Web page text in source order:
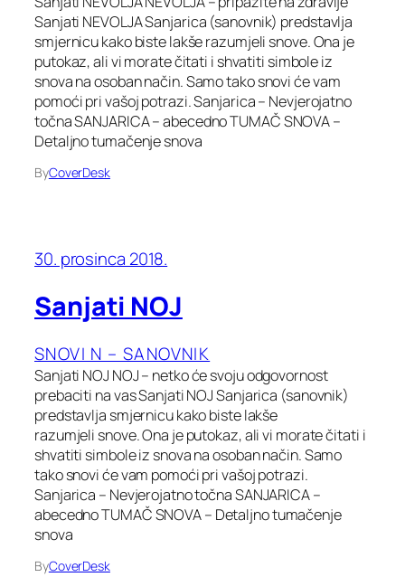
Sanjati NEVOLJA Sanjarica (sanovnik) predstavlja
smjernicu kako biste lakše razumjeli snove. Ona je
putokaz, ali vi morate čitati i shvatiti simbole iz
snova na osoban način. Samo tako snovi će vam
pomoći pri vašoj potrazi. Sanjarica – Nevjerojatno
točna SANJARICA – abecedno TUMAČ SNOVA –
Detaljno tumačenje snova
ByCoverDesk
30. prosinca 2018.
Sanjati NOJ
SNOVI N – SANOVNIK
Sanjati NOJ NOJ – netko će svoju odgovornost
prebaciti na vas Sanjati NOJ Sanjarica (sanovnik)
predstavlja smjernicu kako biste lakše
razumjeli snove. Ona je putokaz, ali vi morate čitati i
shvatiti simbole iz snova na osoban način. Samo
tako snovi će vam pomoći pri vašoj potrazi.
Sanjarica – Nevjerojatno točna SANJARICA –
abecedno TUMAČ SNOVA – Detaljno tumačenje
snova
ByCoverDesk